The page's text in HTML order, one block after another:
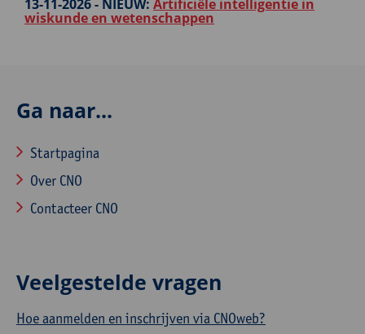
13-11-2026 - NIEUW: Artificiële intelligentie in
wiskunde en wetenschappen
Ga naar...
Startpagina
Over CNO
Contacteer CNO
Veelgestelde vragen
Hoe aanmelden en inschrijven via CNOweb?